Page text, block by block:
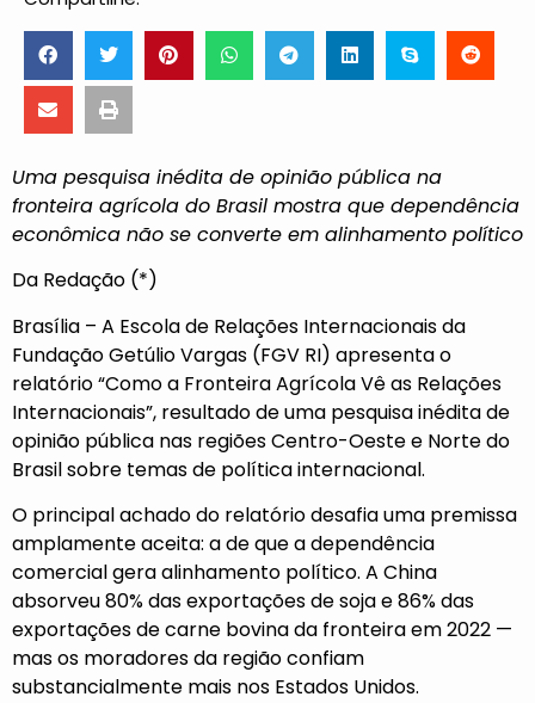
Uma pesquisa inédita de opinião pública na
fronteira agrícola do Brasil mostra que dependência
econômica não se converte em alinhamento político
Da Redação (*)
Brasília – A Escola de Relações Internacionais da
Fundação Getúlio Vargas (FGV RI) apresenta o
relatório “Como a Fronteira Agrícola Vê as Relações
Internacionais”, resultado de uma pesquisa inédita de
opinião pública nas regiões Centro-Oeste e Norte do
Brasil sobre temas de política internacional.
O principal achado do relatório desafia uma premissa
amplamente aceita: a de que a dependência
comercial gera alinhamento político. A China
absorveu 80% das exportações de soja e 86% das
exportações de carne bovina da fronteira em 2022 —
mas os moradores da região confiam
substancialmente mais nos Estados Unidos.